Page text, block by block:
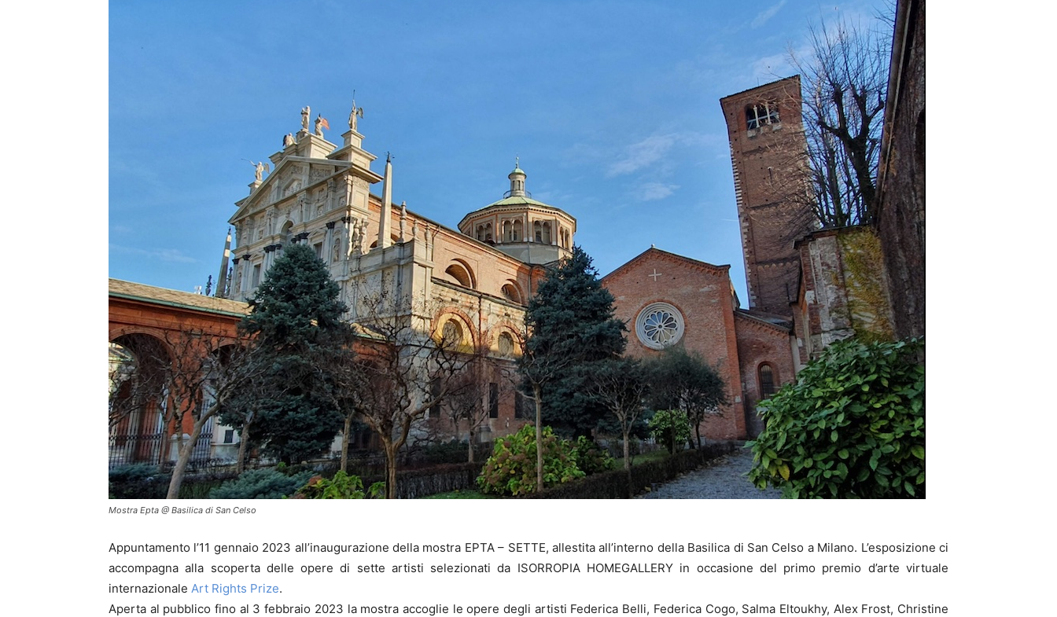
Mostra Epta @ Basilica di San Celso
Appuntamento l’11 gennaio 2023 all’inaugurazione della mostra EPTA – SETTE, allestita all’interno della Basilica di San Celso a Milano. L’esposizione ci
accompagna alla scoperta delle opere di sette artisti selezionati da ISORROPIA HOMEGALLERY in occasione del primo premio d’arte virtuale
internazionale Art Rights Prize.
Aperta al pubblico fino al 3 febbraio 2023 la mostra accoglie le opere degli artisti Federica Belli, Federica Cogo, Salma Eltoukhy, Alex Frost, Christine